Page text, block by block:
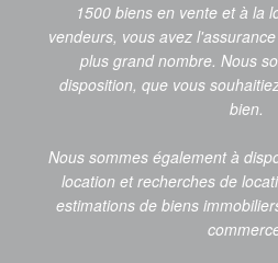
1500 biens en vente et à la
vendeurs, vous avez
plus grand nombre. Nous
disposition, que vous
bien.
Nous sommes également à
location et recherches de
estimations de biens